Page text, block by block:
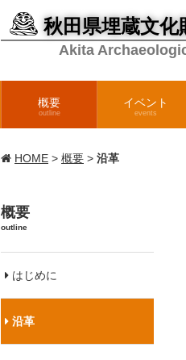
Akita
秋田県埋蔵文化
概要
outline
イベント
events
HOME > 概要 > 沿革
概要
outline
はじめに
沿革